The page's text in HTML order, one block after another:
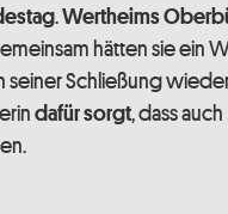
.Wertheims
hätten sie ein
seiner Schließung
dafür sorgt, dass auch